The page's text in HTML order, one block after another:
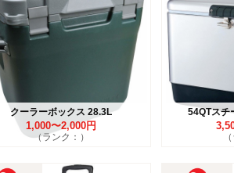
クーラーボックス 28.3L
1,000〜2,000円
（ランク：）
54QTスチ